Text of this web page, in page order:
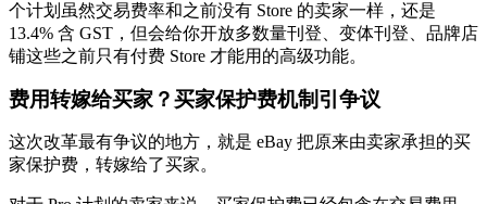
个计划虽然交易费率和之前没有 Store 的卖家一样，还是
13.4% 含 GST，但会给你开放多数量刊登、变体刊登、品牌店
铺这些之前只有付费 Store 才能用的高级功能。
费用转嫁给买家？买家保护费机制引争议
这次改革最有争议的地方，就是 eBay 把原来由卖家承担的买
家保护费，转嫁给了买家。